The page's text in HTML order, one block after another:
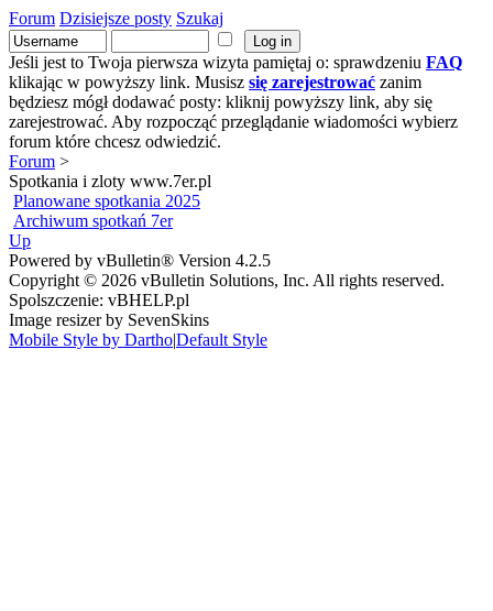
Forum Dzisiejsze posty Szukaj
Jeśli jest to Twoja pierwsza wizyta pamiętaj o: sprawdzeniu FAQ
klikając w powyższy link. Musisz się zarejestrować zanim
będziesz mógł dodawać posty: kliknij powyższy link, aby się
zarejestrować. Aby rozpocząć przeglądanie wiadomości wybierz
forum które chcesz odwiedzić.
Forum >
Spotkania i zloty www.7er.pl
Planowane spotkania 2025
Archiwum spotkań 7er
Up
Powered by vBulletin® Version 4.2.5
Copyright © 2026 vBulletin Solutions, Inc. All rights reserved.
Spolszczenie: vBHELP.pl
Image resizer by SevenSkins
Mobile Style by Dartho|Default Style